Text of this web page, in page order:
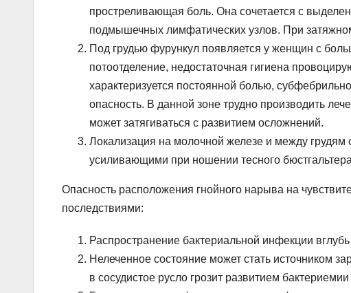
простреливающая боль. Она сочетается с
подмышечных лимфатических узлов. При
Под грудью фурункул появляется у женщин с
потоотделение, недостаточная гигиена
характеризуется постоянной болью,
опасность. В данной зоне трудно производить
может затягиваться с развитием осложнений.
Локализация на молочной железе и между
усиливающими при ношении тесного
Опасность расположения гнойного нарыва на
последствиями:
Распространение бактериальной инфекции
Нелеченное состояние может стать источником
в сосудистое русло грозит развитием